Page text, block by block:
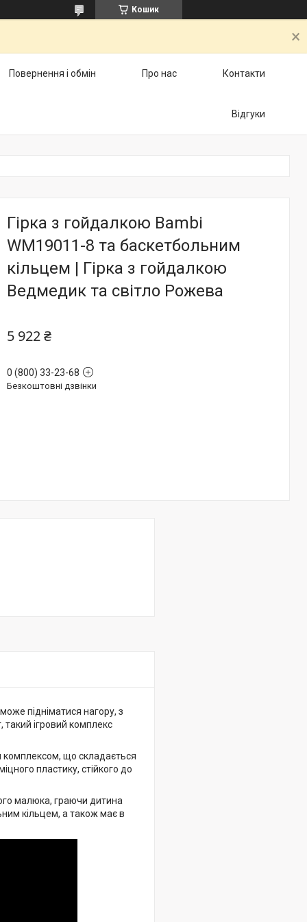
Кошик
Повернення і обмін Про нас Контакти
Відгуки
Гірка з гойдалкою Bambi
WM19011-8 та баскетбольним
кільцем | Гірка з гойдалкою
Ведмедик та світло Рожева
5 922 ₴
0 (800) 33-23-68
Безкоштовні дзвінки
підніматися нагору, з
ігровий комплекс
комплексом, що складається
пластику, стійкого до
малюка, граючи дитина
кільцем, а також має в